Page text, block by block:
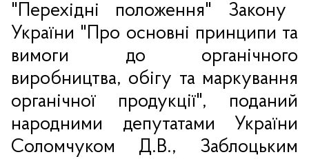
"Перехідні положення" Закону
України "Про основні принципи та
вимоги до органічного
виробництва, обігу та маркування
органічної продукції", поданий
народними депутатами України
Соломчуком Д.В., Заблоцьким